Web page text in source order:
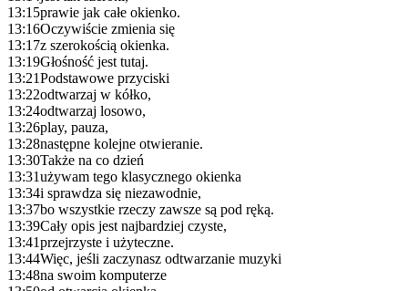
13:15prawie jak całe okienko.
13:16Oczywiście zmienia się
13:17z szerokością okienka.
13:19Głośność jest tutaj.
13:21Podstawowe przyciski
13:22odtwarzaj w kółko,
13:24odtwarzaj losowo,
13:26play, pauza,
13:28następne kolejne otwieranie.
13:30Także na co dzień
13:31używam tego klasycznego okienka
13:34i sprawdza się niezawodnie,
13:37bo wszystkie rzeczy zawsze są pod ręką.
13:39Cały opis jest najbardziej czyste,
13:41przejrzyste i użyteczne.
13:44Więc, jeśli zaczynasz odtwarzanie muzyki
13:48na swoim komputerze